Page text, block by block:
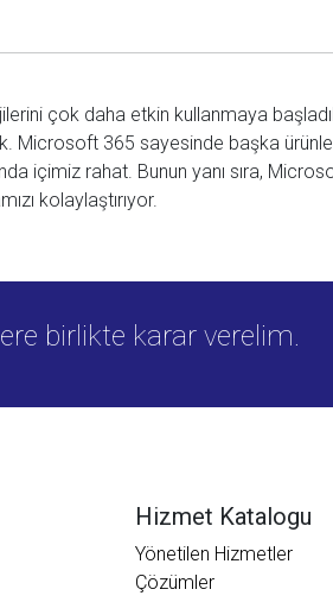
çok daha etkin kullanmaya
365 sayesinde başka
içimiz rahat. Bunun yanı sıra,
kolaylaştırıyor.
birlikte karar verelim.
Hizmet Katalogu
Yönetilen Hizmetler
Çözümler